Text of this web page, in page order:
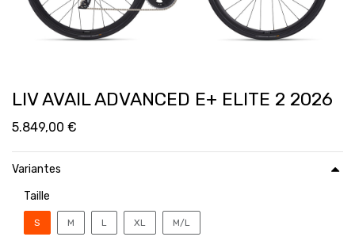
LIV AVAIL ADVANCED E+ ELITE 2 2026
5.849,00 €
Variantes
Taille
S M L XL M/L